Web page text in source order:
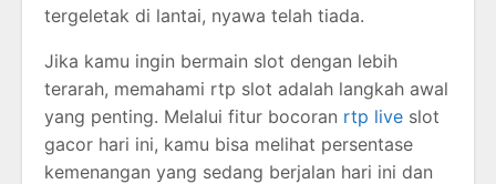
tergeletak di lantai, nyawa telah tiada.
Jika kamu ingin bermain slot dengan lebih
terarah, memahami rtp slot adalah langkah awal
yang penting. Melalui fitur bocoran rtp live slot
gacor hari ini, kamu bisa melihat persentase
kemenangan yang sedang berjalan hari ini dan